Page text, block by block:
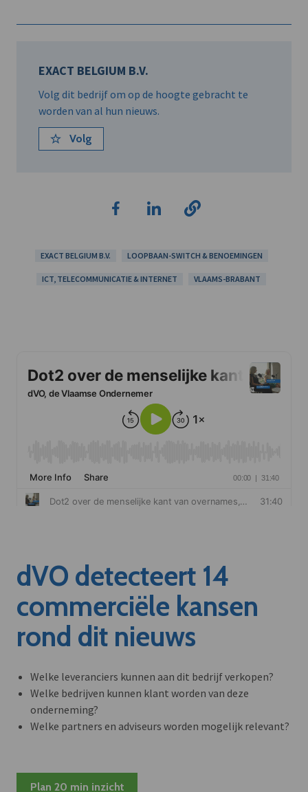
EXACT BELGIUM B.V.
Volg dit bedrijf om op de hoogte gebracht te
worden van al hun nieuws.
Volg
EXACT BELGIUM B.V. LOOPBAAN-SWITCH & BENOEMINGEN
ICT, TELECOMMUNICATIE & INTERNET VLAAMS-BRABANT
dVO detecteert 14
commerciële kansen
rond dit nieuws
Welke leveranciers kunnen aan dit bedrijf verkopen?
Welke bedrijven kunnen klant worden van deze
onderneming?
Welke partners en adviseurs worden mogelijk relevant?
Plan 20 min inzicht